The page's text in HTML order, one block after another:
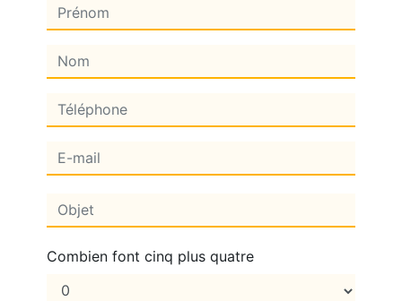
Combien font cinq plus quatre